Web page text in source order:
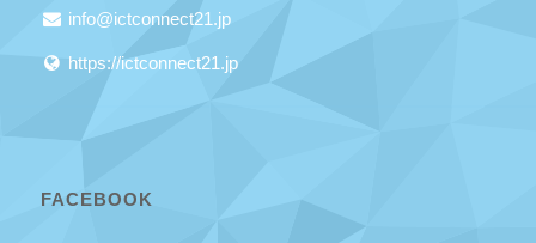
info@ictconnect21.jp
https://ictconnect21.jp
FACEBOOK